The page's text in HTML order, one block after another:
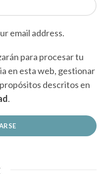
email address.
para procesar tu
en esta web, gestionar
descritos en
.